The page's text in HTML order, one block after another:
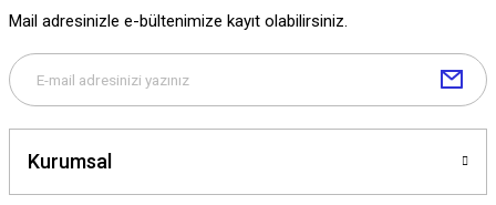
Mail adresinizle e-bültenimize kayıt olabilirsiniz.
Kurumsal